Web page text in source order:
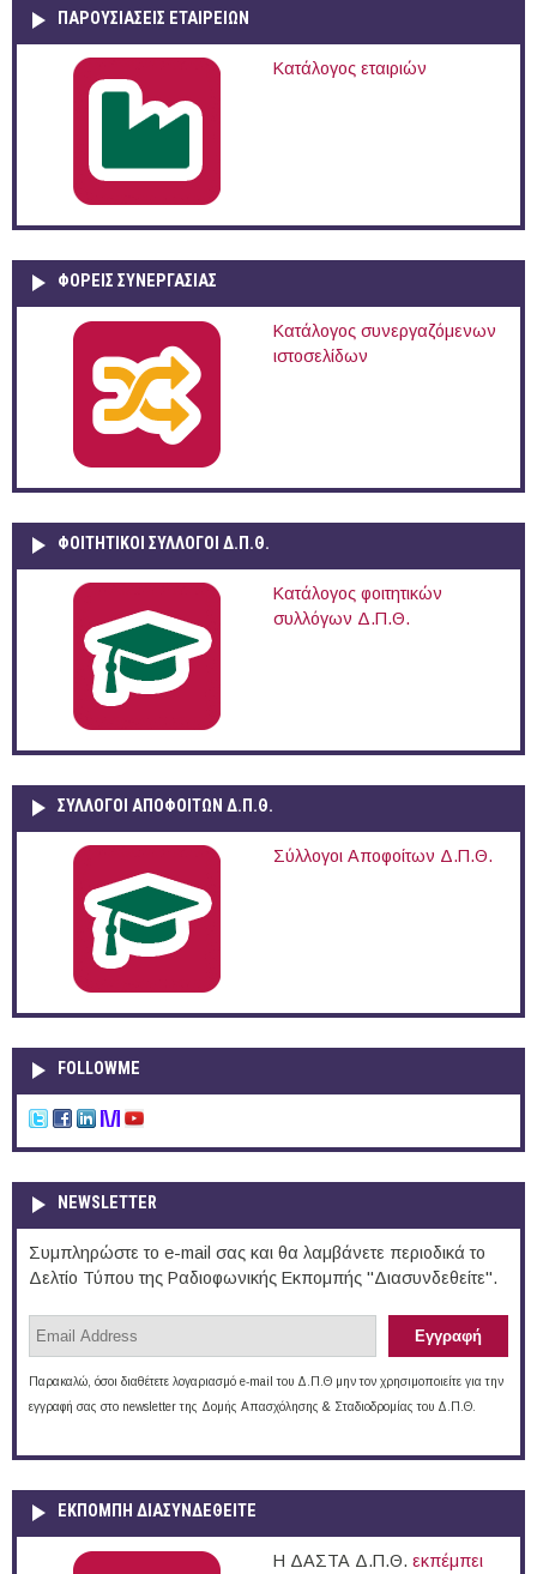
ΠΑΡΟΥΣΙΆΣΕΙΣ ΕΤΑΙΡΕΙΏΝ
Κατάλογος εταιριών
ΦΟΡΕΙΣ ΣΥΝΕΡΓΑΣΙΑΣ
Κατάλογος συνεργαζόμενων
ιστοσελίδων
ΦΟΙΤΗΤΙΚΟΙ ΣΥΛΛΟΓΟΙ Δ.Π.Θ.
Κατάλογος φοιτητικών
συλλόγων Δ.Π.Θ.
ΣΥΛΛΟΓΟΙ ΑΠΟΦΟΙΤΩΝ Δ.Π.Θ.
Σύλλογοι Αποφοίτων Δ.Π.Θ.
FOLLOWME
NEWSLETTER
Συμπληρώστε το e-mail σας και θα λαμβάνετε περιοδικά το
Δελτίο Τύπου της Ραδιοφωνικής Εκπομπής "Διασυνδεθείτε".
Παρακαλώ, όσοι διαθέτετε λογαριασμό e-mail του Δ.Π.Θ μην τον χρησιμοποιείτε για την
εγγραφή σας στο newsletter της Δομής Απασχόλησης & Σταδιοδρομίας του Δ.Π.Θ.
ΕΚΠΟΜΠΉ ΔΙΑΣΥΝΔΕΘΕΊΤΕ
Η ΔΑΣΤΑ Δ.Π.Θ. εκπέμπει